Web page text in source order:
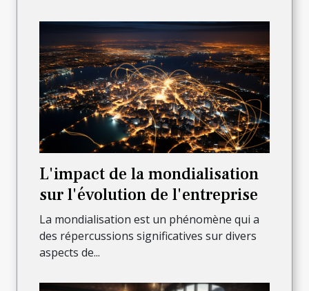
L'impact de la mondialisation
sur l'évolution de l'entreprise
La mondialisation est un phénomène qui a
des répercussions significatives sur divers
aspects de...